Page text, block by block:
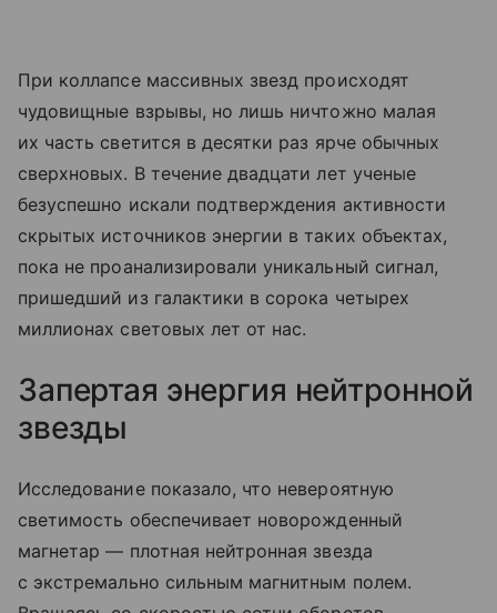
При коллапсе массивных звезд происходят
чудовищные взрывы, но лишь ничтожно малая
их часть светится в десятки раз ярче обычных
сверхновых. В течение двадцати лет ученые
безуспешно искали подтверждения активности
скрытых источников энергии в таких объектах,
пока не проанализировали уникальный сигнал,
пришедший из галактики в сорока четырех
миллионах световых лет от нас.
Запертая энергия нейтронной
звезды
Исследование показало, что невероятную
светимость обеспечивает новорожденный
магнетар — плотная нейтронная звезда
с экстремально сильным магнитным полем.